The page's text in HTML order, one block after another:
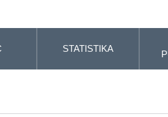
STATISTIKA